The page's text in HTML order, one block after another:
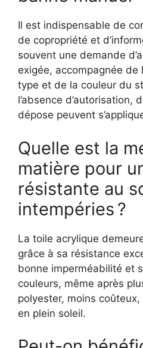
Il est indispensable de
de copropriété et
souvent une demande
exigée, accompagnée de
type et de la couleur du
l’absence d’autorisation,
dépose peuvent
Quelle est la
matière pour
résistante au
intempéries ?
La toile acrylique
grâce à sa résistance
bonne imperméabilité et
couleurs, même après
polyester, moins
en plein soleil.